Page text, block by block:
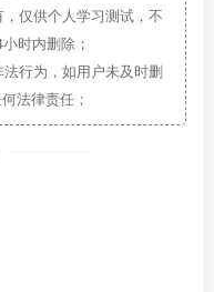
仅供个人学习测试，不
时内删除；
行为，如用户未及时删
法律责任；